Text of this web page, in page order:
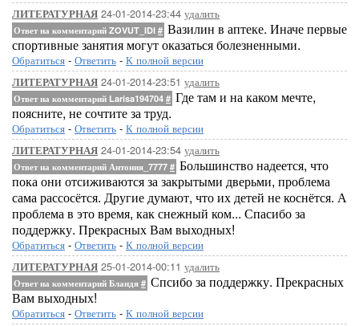
ЛИТЕРАТУРНАЯ 24-01-2014-23:44 удалить
Ответ на комментарий ZOVUT_IDI # Вазилин в аптеке. Иначе первые
спортивные занятия могут оказаться болезненными.
Обратиться - Ответить - К полной версии
ЛИТЕРАТУРНАЯ 24-01-2014-23:51 удалить
Ответ на комментарий Larisa194704 # Где там и на каком мечте,
поясните, не сочтите за труд.
Обратиться - Ответить - К полной версии
ЛИТЕРАТУРНАЯ 24-01-2014-23:54 удалить
Ответ на комментарий Антония_7777 # Большинство надеется, что
пока они отсиживаются за закрытыми дверьми, проблема
сама рассосётся. Другие думают, что их детей не коснётся. А
проблема в это время, как снежный ком... Спасибо за
поддержку. Прекрасных Вам выходных!
Обратиться - Ответить - К полной версии
ЛИТЕРАТУРНАЯ 25-01-2014-00:11 удалить
Ответ на комментарий Бландя # Спсибо за поддержку. Прекрасных
Вам выходных!
Обратиться - Ответить - К полной версии